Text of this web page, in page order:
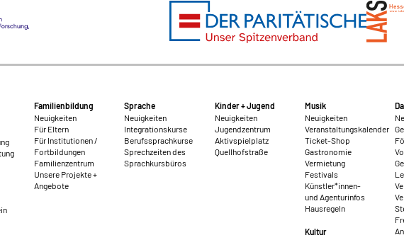
Familienbildung
Neuigkeiten
Für Eltern
Für Institutionen /
Fortbildungen
Familienzentrum
Unsere Projekte +
Angebote
Sprache
Neuigkeiten
Integrationskurse
Berufssprachkurse
Sprechzeiten des
Sprachkursbüros
Kinder + Jugend
Neuigkeiten
Jugendzentrum
Aktivspielplatz
Quellhofstraße
Musik
Neuigkeiten
Veranstaltungskalender
Ticket-Shop
Gastronomie
Vermietung
Festivals
Künstler*innen-
und Agenturinfos
Hausregeln
Kultur